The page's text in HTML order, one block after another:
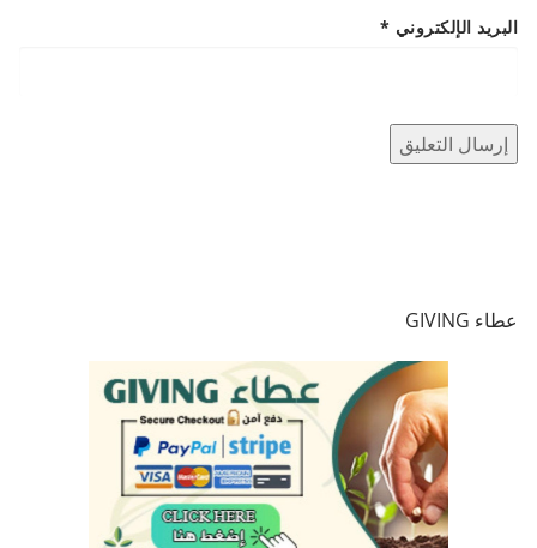
البريد الإلكتروني *
عطاء GIVING